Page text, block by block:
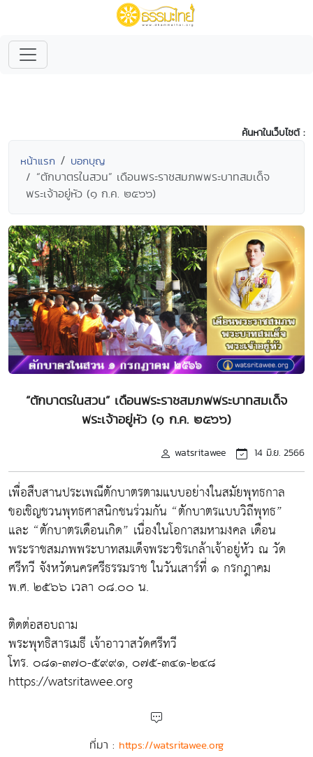
ค้นหาในเว็บไซต์ :
หน้าแรก บอกบุญ
“ตักบาตรในสวน” เดือนพระราชสมภพพระบาทสมเด็จ
พระเจ้าอยู่หัว (๑ ก.ค. ๒๕๖๖)
“ตักบาตรในสวน” เดือนพระราชสมภพพระบาทสมเด็จ
พระเจ้าอยู่หัว (๑ ก.ค. ๒๕๖๖)
watsritawee 14 มิ.ย. 2566
เพื่อสืบสานประเพณีตักบาตรตามแบบอย่างในสมัยพุทธกาล
ขอเชิญชวนพุทธศาสนิกชนร่วมกัน “ตักบาตรแบบวิถีพุทธ”
และ “ตักบาตรเดือนเกิด” เนื่องในโอกาสมหามงคล เดือน
พระราชสมภพพระบาทสมเด็จพระวชิรเกล้าเจ้าอยู่หัว ณ วัด
ศรีทวี จังหวัดนครศรีธรรมราช ในวันเสาร์ที่ ๑ กรกฎาคม
พ.ศ. ๒๕๖๖ เวลา ๐๘.๐๐ น.
ติดต่อสอบถาม
พระพุทธิสารเมธี เจ้าอาวาสวัดศรีทวี
โทร. ๐๘๑-๓๗๐-๕๙๙๑, ๐๗๕-๓๔๑-๒๔๘
https://watsritawee.org
ที่มา : https://watsritawee.org